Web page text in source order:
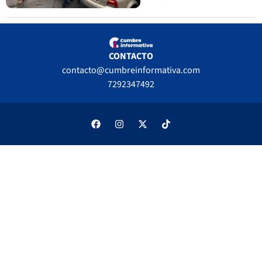
CONTACTO
contacto@cumbreinformativa.com
7292347492